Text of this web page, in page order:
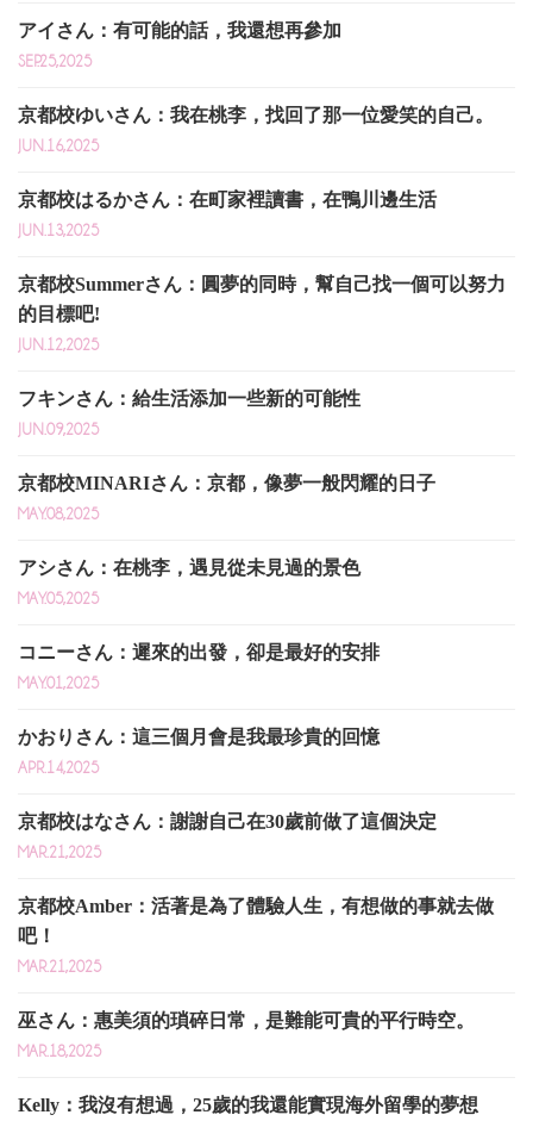
アイさん：有可能的話，我還想再參加
SEP.25,2025
京都校ゆいさん：我在桃李，找回了那一位愛笑的自己。
JUN.16,2025
京都校はるかさん：在町家裡讀書，在鴨川邊生活
JUN.13,2025
京都校Summerさん：圓夢的同時，幫自己找一個可以努力
的目標吧!
JUN.12,2025
フキンさん：給生活添加一些新的可能性
JUN.09,2025
京都校MINARIさん：京都，像夢一般閃耀的日子
MAY.08,2025
アシさん：在桃李，遇見從未見過的景色
MAY.05,2025
コニーさん：遲來的出發，卻是最好的安排
MAY.01,2025
かおりさん：這三個月會是我最珍貴的回憶
APR.14,2025
京都校はなさん：謝謝自己在30歲前做了這個決定
MAR.21,2025
京都校Amber：活著是為了體驗人生，有想做的事就去做
吧！
MAR.21,2025
巫さん：惠美須的瑣碎日常，是難能可貴的平行時空。
MAR.18,2025
Kelly：我沒有想過，25歲的我還能實現海外留學的夢想